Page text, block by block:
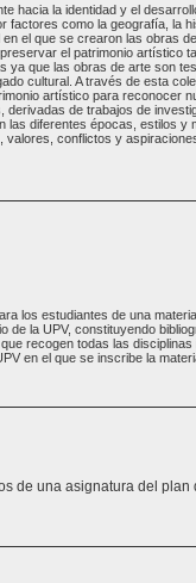
hacia la identidad y el
factores como la geografía, la
el que se crearon las obras
el patrimonio artístico
ya que las obras de arte son
cultural. A través de esta
artístico para reconocer
de trabajos de
diferentes épocas, estilos y
conflictos y
los estudiantes de una
de la UPV, constituyendo
recogen todas las disciplinas
en el que se inscribe la
de una asignatura del plan